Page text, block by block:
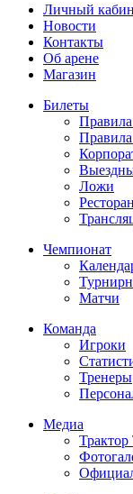
Личный
Новости
Контакты
Об арене
Магазин
Билеты
Правила
Ложи
Ресторан
Чемпионат
Матчи
Команда
Игроки
Тренеры
Медиа